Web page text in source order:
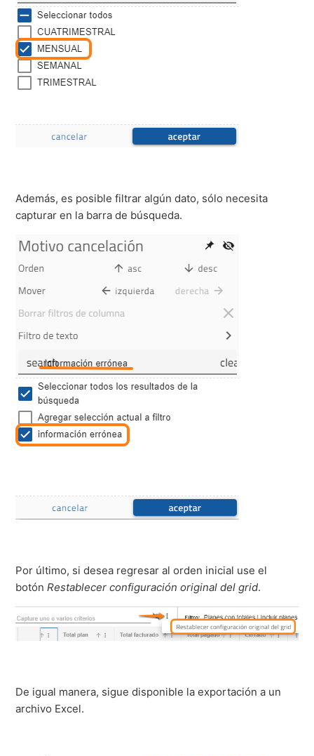
Además, es posible filtrar algún dato, sólo necesita
capturar en la barra de búsqueda.
Por último, si desea regresar al orden inicial use el
botónRestablecer configuración original del grid.
De igual manera, sigue disponible la exportación a un
archivo Excel.